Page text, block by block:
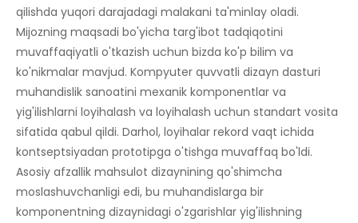
qilishda yuqori darajadagi malakani ta'minlay oladi.
Mijozning maqsadi bo'yicha targ'ibot tadqiqotini
muvaffaqiyatli o'tkazish uchun bizda ko'p bilim va
ko'nikmalar mavjud. Kompyuter quvvatli dizayn dasturi
muhandislik sanoatini mexanik komponentlar va
yig'ilishlarni loyihalash va loyihalash uchun standart vosita
sifatida qabul qildi. Darhol, loyihalar rekord vaqt ichida
kontseptsiyadan prototipga o'tishga muvaffaq bo'ldi.
Asosiy afzallik mahsulot dizaynining qo'shimcha
moslashuvchanligi edi, bu muhandislarga bir
komponentning dizaynidagi o'zgarishlar yig'ilishning